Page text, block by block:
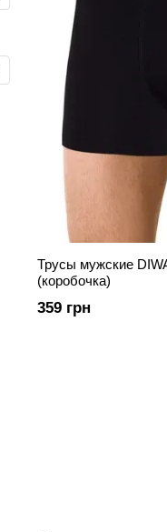
Трусы мужские
(коробочка)
359 грн